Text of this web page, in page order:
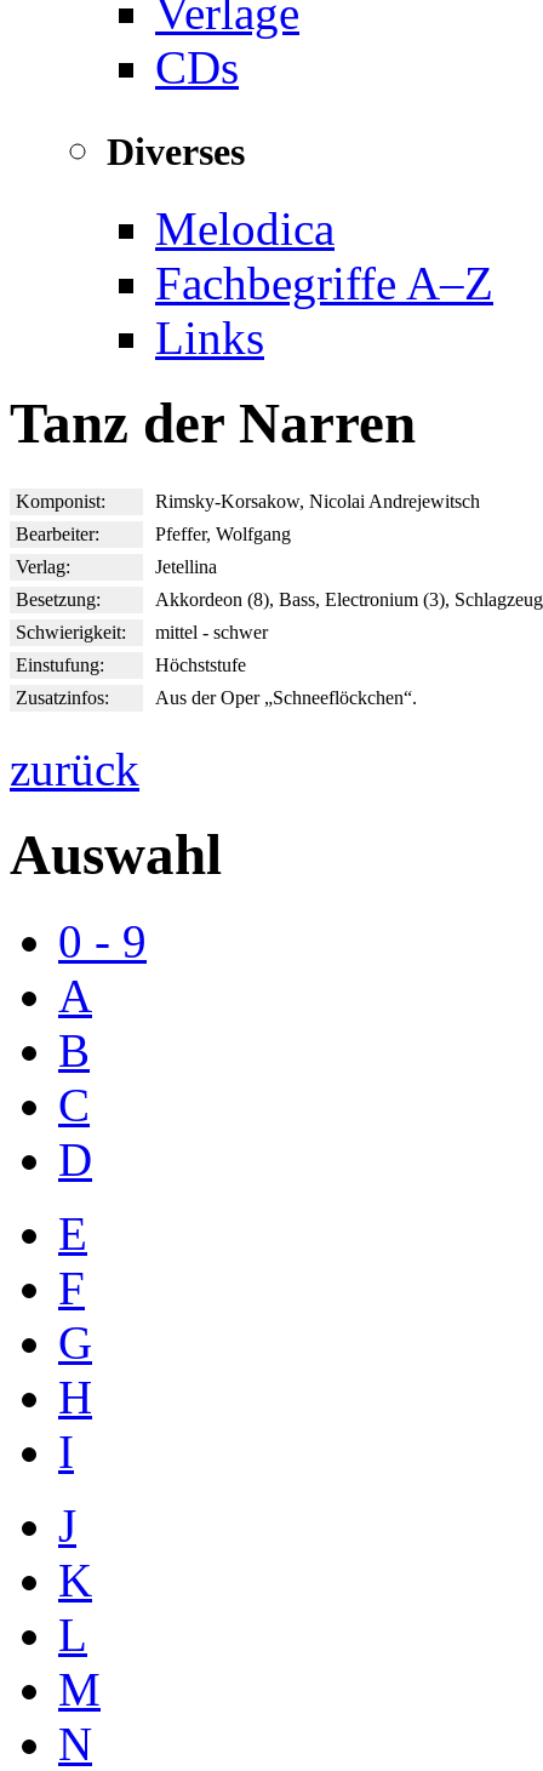
Verlage
CDs
Diverses
Melodica
Fachbegriffe A–Z
Links
Tanz der Narren
Komponist:
Rimsky-Korsakow, Nicolai Andrejewitsch
Bearbeiter:
Pfeffer, Wolfgang
Verlag:
Jetellina
Besetzung:
Akkordeon (8), Bass, Electronium (3),
Schwierigkeit:
mittel - schwer
Einstufung:
Höchststufe
Zusatzinfos:
Aus der Oper „Schneeflöckchen“.
zurück
Auswahl
0 - 9
A
B
C
D
E
F
G
H
I
J
K
L
M
N